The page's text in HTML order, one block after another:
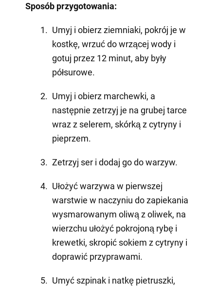
Sposób przygotowania:
Umyj i obierz ziemniaki, pokrój je w
kostkę, wrzuć do wrzącej wody i
gotuj przez 12 minut, aby były
półsurowe.
Umyj i obierz marchewki, a
następnie zetrzyj je na grubej tarce
wraz z selerem, skórką z cytryny i
pieprzem.
Zetrzyj ser i dodaj go do warzyw.
Ułożyć warzywa w pierwszej
warstwie w naczyniu do zapiekania
wysmarowanym oliwą z oliwek, na
wierzchu ułożyć pokrojoną rybę i
krewetki, skropić sokiem z cytryny i
doprawić przyprawami.
Umyć szpinak i natkę pietruszki,